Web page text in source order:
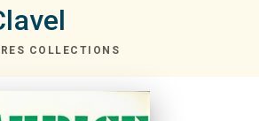
COLLECTIONS